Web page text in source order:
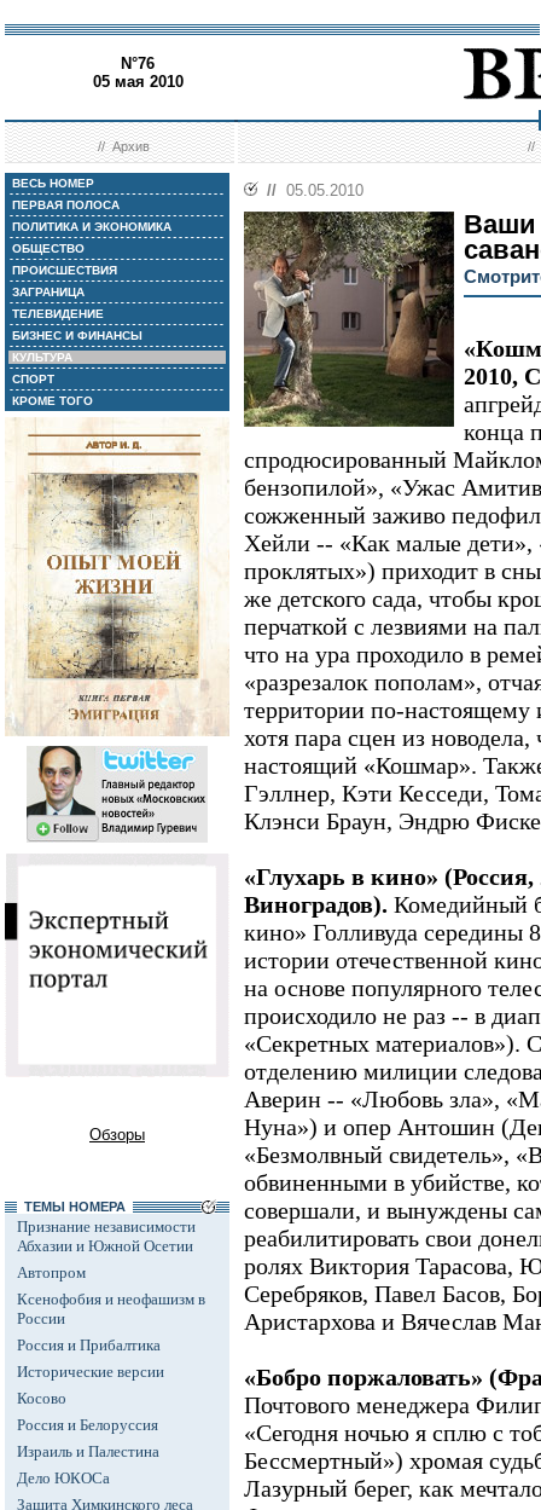
N°76
05 мая 2010
//Архив //
ВЕСЬ НОМЕР
ПЕРВАЯ ПОЛОСА
ПОЛИТИКА И ЭКОНОМИКА
ОБЩЕСТВО
ПРОИСШЕСТВИЯ
ЗАГРАНИЦА
ТЕЛЕВИДЕНИЕ
БИЗНЕС И ФИНАНСЫ
КУЛЬТУРА
СПОРТ
КРОМЕ ТОГО
Обзоры
ТЕМЫ НОМЕРА
Признание независимости
Абхазии и Южной Осетии
Автопром
Ксенофобия и неофашизм в
России
Россия и Прибалтика
Исторические версии
Косово
Россия и Белоруссия
Израиль и Палестина
Дело ЮКОСа
Защита Химкинского леса
// 05.05.2010
Ваши
2010,
конца
спродюсированный
бензопилой», «Ужас
сожженный заживо
Хейли -- «Как малые дети»,
проклятых») приходит в
же детского сада, чтобы
перчаткой с лезвиями на
что на ура проходило в
«разрезалок пополам»,
территории по-настоящему
хотя пара сцен из
настоящий «Кошмар».
Гэллнер, Кэти Кесседи,
Клэнси Браун, Эндрю
«Глухарь в кино»
Виноградов). Комедийный
кино» Голливуда середины
истории отечественной
на основе популярного
происходило не раз -- в
«Секретных материалов»).
отделению милиции
Аверин -- «Любовь зла»,
Нуна») и опер Антошин
«Безмолвный свидетель»,
обвиненными в убийстве,
совершали, и вынуждены
реабилитировать свои
ролях Виктория Тарасова,
Серебряков, Павел Басов,
Аристархова и Вячеслав
«Бобро поржаловать»
Почтового менеджера
«Сегодня ночью я сплю с
Бессмертный») хромая
Лазурный берег, как